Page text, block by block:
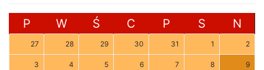
P W Ś C P S N
27 28 29 30 31 1 2
3 4 5 6 7 8 9